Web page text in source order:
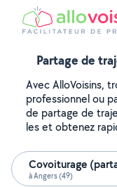
Partage de
Avec AlloVoisins,
professionnel ou
de partage de
les et obtenez
Covoiturage
à Angers (49)